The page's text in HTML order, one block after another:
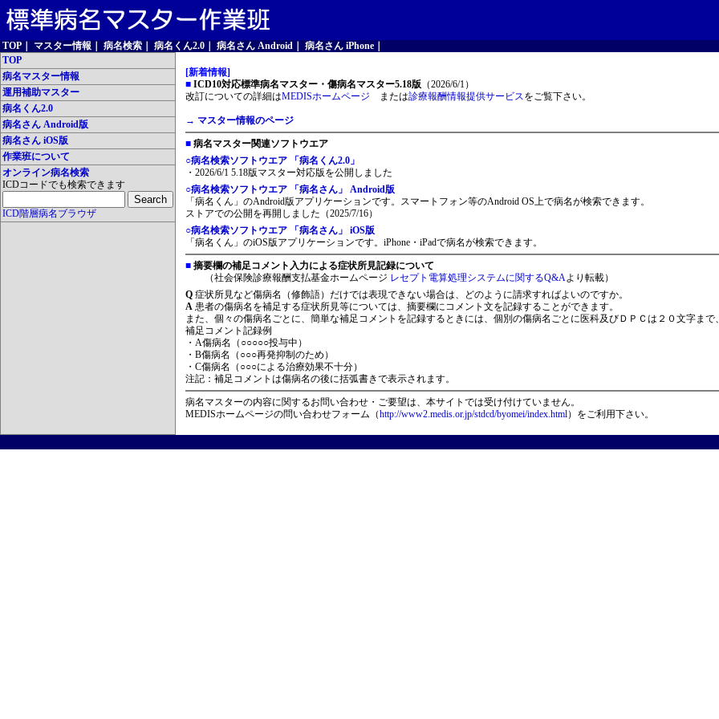
TOP マスター情報 病名検索 病名くん2.0 病名さん Android 病名さん iPhone
TOP
病名マスター情報
運用補助マスター
病名くん2.0
病名さん Android版
病名さん iOS版
作業班について
オンライン病名検索
ICDコードでも検索できます
ICD階層病名ブラウザ
[新着情報]
■ ICD10対応標準病名マスター・傷病名マスター5.18版 （2026/6/1）
改訂についての詳細はMEDISホームページ または診療報酬情報提供サービスをご覧下さい。
→ マスター情報のページ
■ 病名マスター関連ソフトウエア
○病名検索ソフトウエア 「病名くん2.0」
・2026/6/1 5.18版マスター対応版を公開しました
○病名検索ソフトウエア 「病名さん」 Android版
「病名くん」のAndroid版アプリケーションです。スマートフォン等のAndroid OS上で病名が検索できます。
ストアでの公開を再開しました（2025/7/16）
○病名検索ソフトウエア 「病名さん」 iOS版
「病名くん」のiOS版アプリケーションです。iPhone・iPadで病名が検索できます。
■ 摘要欄の補足コメント入力による症状所見記録について
（社会保険診療報酬支払基金ホームページ レセプト電算処理システムに関するQ&Aより転載）
Q 症状所見など傷病名（修飾語）だけでは表現できない場合は、どのように請求すればよいのですか。
A 患者の傷病名を補足する症状所見等については、摘要欄にコメント文を記録することができます。
また、個々の傷病名ごとに、簡単な補足コメントを記録するときには、個別の傷病名ごとに医科及びＤＰＣは２０文字まで
補足コメント記録例
・A傷病名（○○○○○投与中）
・B傷病名（○○○再発抑制のため）
・C傷病名（○○○による治療効果不十分）
注記：補足コメントは傷病名の後に括弧書きで表示されます。
病名マスターの内容に関するお問い合わせ・ご要望は、本サイトでは受け付けていません。
MEDISホームページの問い合わせフォーム（http://www2.medis.or.jp/stdcd/byomei/index.html）をご利用下さい。